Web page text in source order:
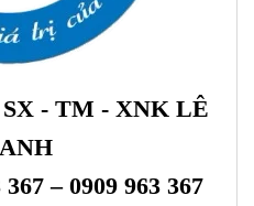
- TM - XNK LÊ
367 – 0909 963 367